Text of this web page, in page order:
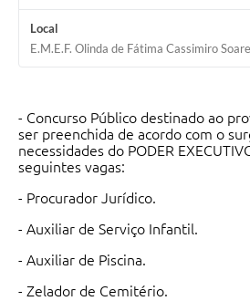
Local
E.M.E.F. Olinda de Fátima Cassimiro
- Concurso Público destinado ao
ser preenchida de acordo com o
necessidades do PODER
seguintes vagas:
- Procurador Jurídico.
- Auxiliar de Serviço Infantil.
- Auxiliar de Piscina.
- Zelador de Cemitério.